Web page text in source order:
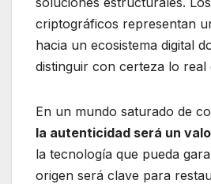
criptográficos representan
hacia un ecosistema digital
distinguir con certeza lo real
En un mundo saturado de
la autenticidad será un
la tecnología que pueda
origen será clave para